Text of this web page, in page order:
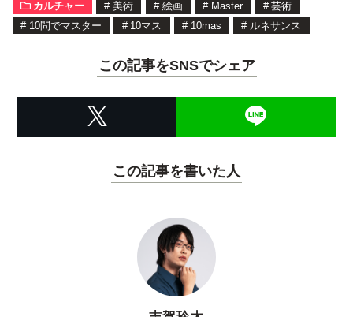
カルチャー # 美術 # 絵画 # Master # 芸術
# 10問でマスター # 10マス # 10mas # ルネサンス
この記事をSNSでシェア
この記事を書いた人